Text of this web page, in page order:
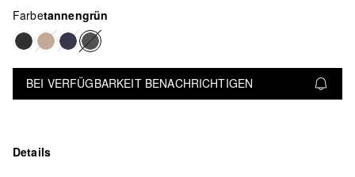
Farbetannengrün
BEI VERFÜGBARKEIT BENACHRICHTIGEN
Details